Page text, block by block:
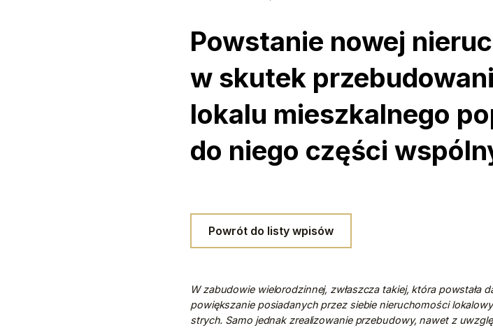
Powstanie nowej
w skutek
lokalu mieszkalnego
do niego części
Powrót do listy wpisów
W zabudowie wielorodzinnej, zwłaszcza takiej, która powstała
powiększanie posiadanych przez siebie nieruchomości
strych. Samo jednak zrealizowanie przebudowy, nawet z